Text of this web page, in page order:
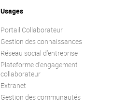
Usages
Portail Collaborateur
Gestion des connaissances
Réseau social d’entreprise
Plateforme d’engagement
collaborateur
Extranet
Gestion des communautés